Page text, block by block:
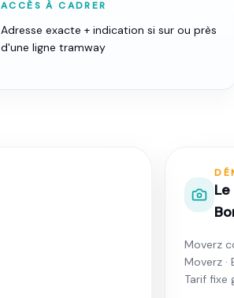
ACCÈS À CADRER
Adresse exacte + indication si sur ou près
d'une ligne tramway
Moverz
Moverz
Tarif fixe